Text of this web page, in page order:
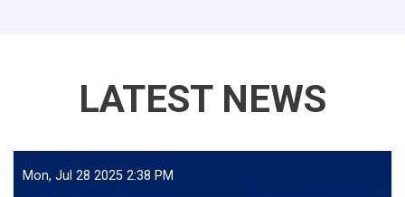
LATEST NEWS
Mon, Jul 28 2025 2:38 PM